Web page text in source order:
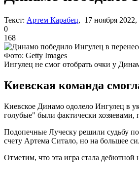
Текст: Артем Карабец, 17 ноября 2022,
0
168
Фото: Getty Images
Ингулец не смог отобрать очки у
Киевская команда
Киевское Динамо одолело Ингулец в
голубые" были фактически хозяевами,
Подопечные Луческу решили судьбу
счету Артема Ситало, но на большее
Отметим, что эта игра стала дебютной